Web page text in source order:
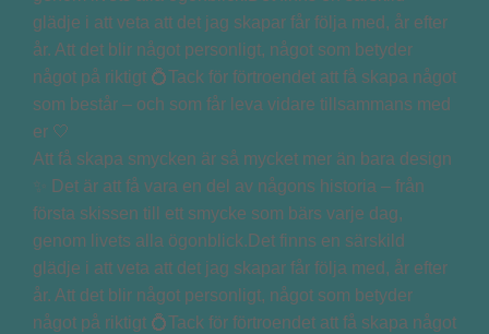
Att få skapa smycken är så mycket mer än bara design
✨ Det är att få vara en del av någons historia – från
första skissen till ett smycke som bärs varje dag,
genom livets alla ögonblick.Det finns en särskild
glädje i att veta att det jag skapar får följa med, år efter
år. Att det blir något personligt, något som betyder
något på riktigt 💍Tack för förtroendet att få skapa något